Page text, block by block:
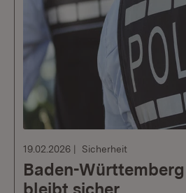
19.02.2026 Sicherheit
Baden-